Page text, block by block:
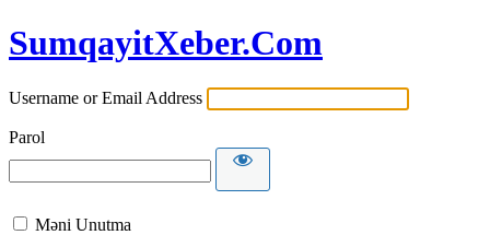
SumqayitXeber.Com
Username or Email Address
Parol
Məni Unutma